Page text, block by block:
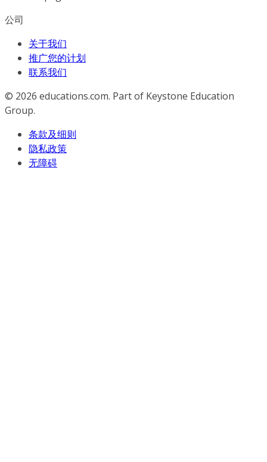
公司
关于我们
推广您的计划
联系我们
© 2026 educations.com. Part of Keystone Education
Group.
条款及细则
隐私政策
无障碍